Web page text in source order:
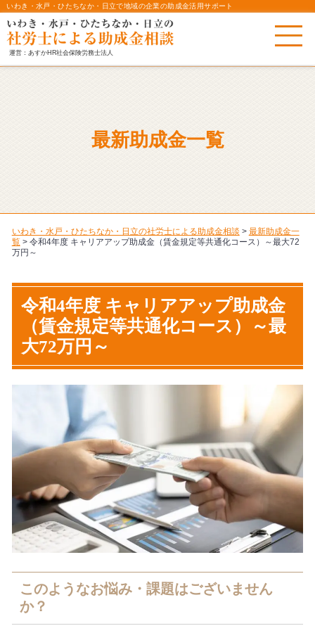
いわき・水戸・ひたちなか・日立で地域の企業の助成金活用サポート
運営：あすかHR社会保険労務士法人
最新助成金一覧
いわき・水戸・ひたちなか・日立の社労士による助成金相談 > 最新助成金一
覧> 令和4年度 キャリアアップ助成金（賃金規定等共通化コース）～最大72
万円～
令和4年度 キャリアアップ助成金
（賃金規定等共通化コース）～最
大72万円～
このようなお悩み・課題はございません
か？